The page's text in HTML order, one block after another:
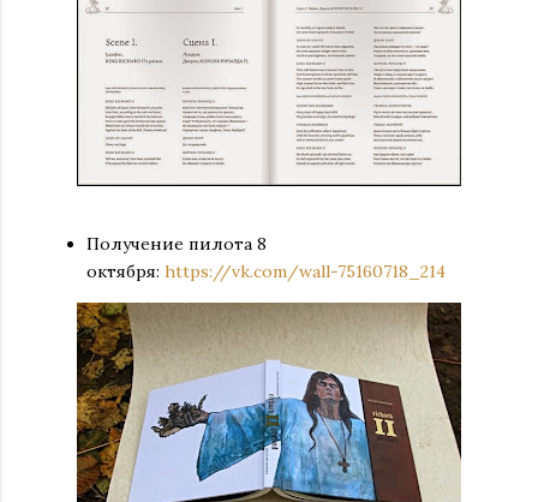
Получение пилота 8
октября: https://vk.com/wall-75160718_214